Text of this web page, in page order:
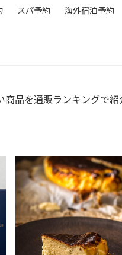
スパ予約 海外宿泊予約
品を通販ランキングで